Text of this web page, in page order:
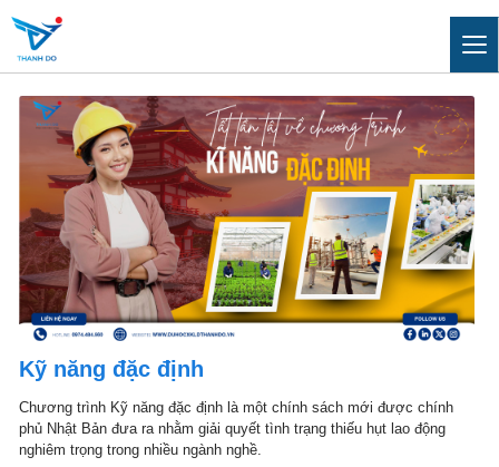
Kỹ năng đặc định
Chương trình Kỹ năng đặc định là một chính sách mới được chính
phủ Nhật Bản đưa ra nhằm giải quyết tình trạng thiếu hụt lao động
nghiêm trọng trong nhiều ngành nghề.